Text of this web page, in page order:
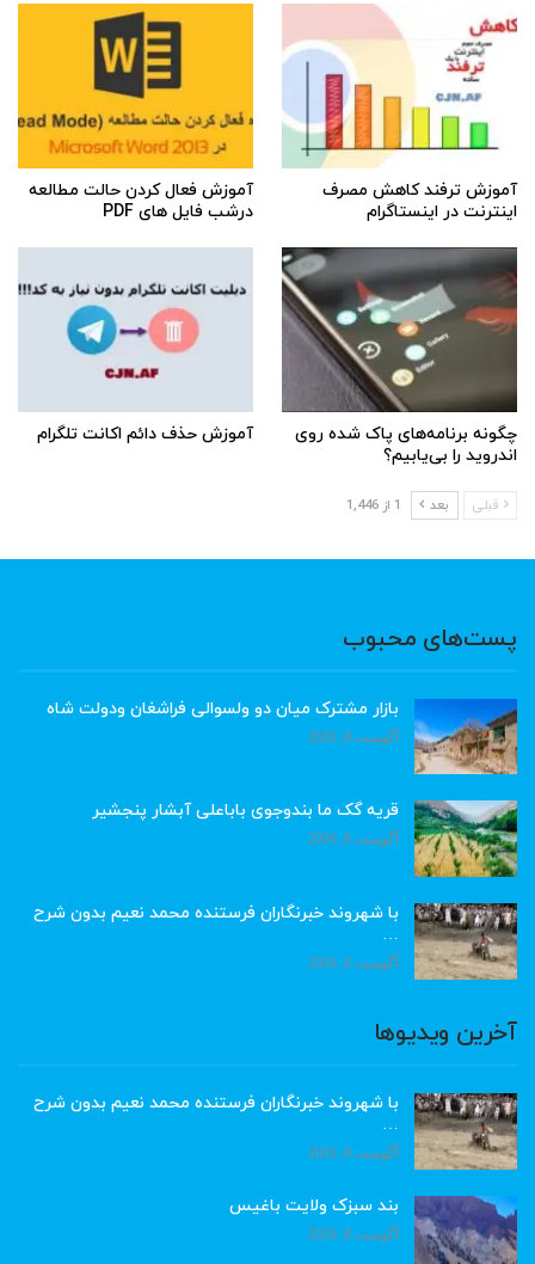
آموزش ترفند کاهش مصرف
اینترنت در اینستاگرام
آموزش فعال کردن حالت مطالعه
درشب فایل های PDF
چگونه برنامه‌های پاک شده روی
اندروید را بی‌یابیم؟
آموزش حذف دائم اکانت تلگرام
قبلی بعد 1 از 1,446
پست‌های محبوب
بازار مشترک میان دو ولسوالی فراشغان ودولت شاه
آگوست 8, 2026
قریه گک ما بندوجوی باباعلی آبشار پنجشیر
آگوست 8, 2026
با شهروند خبرنگاران فرستنده محمد نعیم بدون شرح
…
آگوست 8, 2026
آخرین ویدیوها
با شهروند خبرنگاران فرستنده محمد نعیم بدون شرح
…
آگوست 8, 2026
بند سبزک ولایت باغیس
آگوست 8, 2026